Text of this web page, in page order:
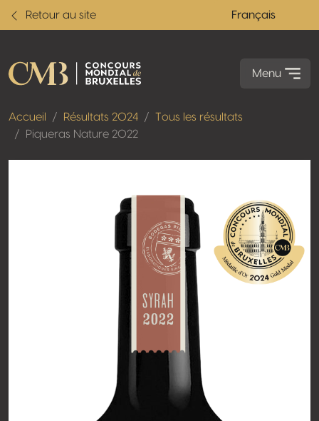
Retour au site Français
Menu
Accueil Résultats 2024
Tous les résultats
Piqueras Nature 2022